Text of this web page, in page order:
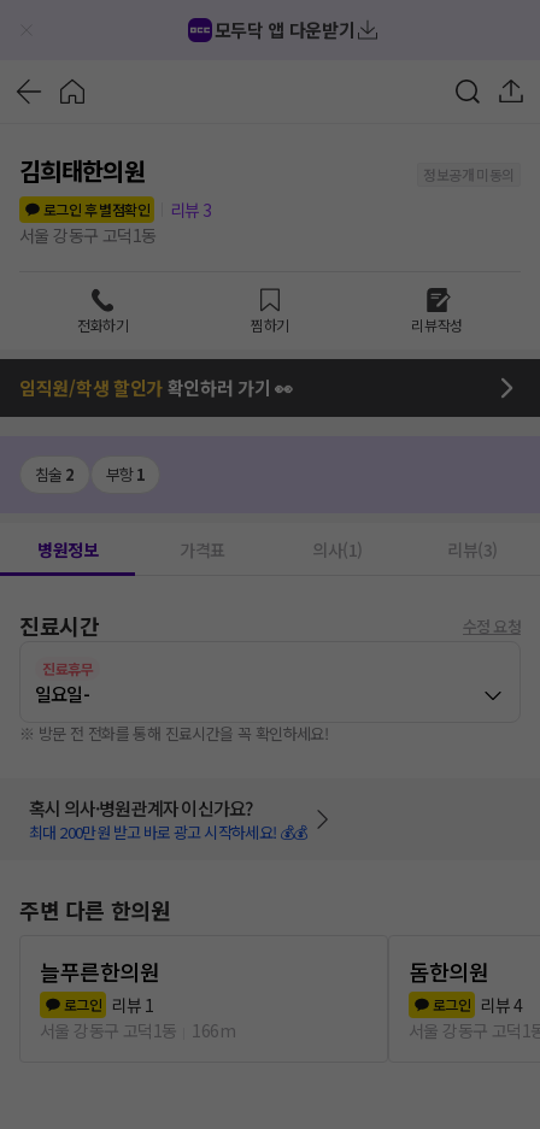
모두닥 앱 다운받기
김희태한의원
정보공개 미동의
로그인 후 별점확인
리뷰 3
서울 강동구 고덕1동
전화하기 찜하기 리뷰작성
임직원/학생 할인가확인하러 가기 👀
침술 2 부항1
병원정보 가격표 의사(1) 리뷰(3)
진료시간 수정 요청
진료휴무
일요일-
※ 방문 전 전화를 통해 진료시간을 꼭 확인하세요!
혹시 의사·병원관계자 이신가요?
최대 200만원 받고 바로 광고 시작하세요! 💰💰
주변 다른 한의원
늘푸른한의원
로그인 리뷰 1
서울 강동구 고덕1동
166m
돔한의원
로그인 리뷰4
서울 강동구 고덕1